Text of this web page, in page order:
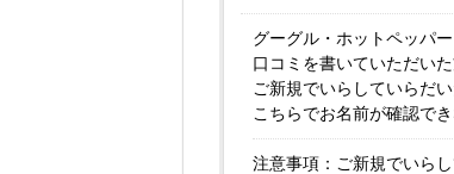
グーグル・ホットペッパ
口コミを書いていただい
ご新規でいらしていらだ
こちらでお名前が確認で
注意事項：ご新規でいら